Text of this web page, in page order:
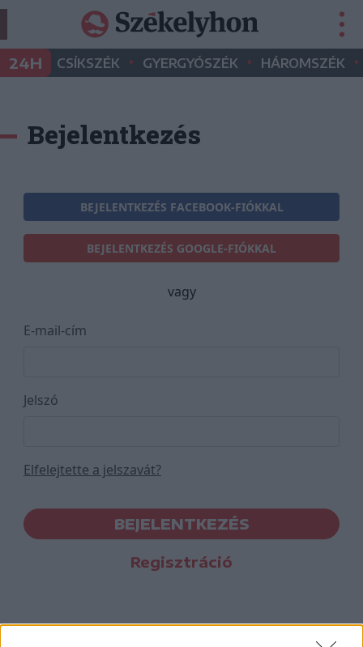
24H CSÍKSZÉK • GYERGYÓSZÉK • HÁROMSZÉK •
Bejelentkezés
BEJELENTKEZÉS FACEBOOK-FIÓKKAL
BEJELENTKEZÉS GOOGLE-FIÓKKAL
vagy
E-mail-cím
Jelszó
Elfelejtette a jelszavát?
BEJELENTKEZÉS
Regisztráció